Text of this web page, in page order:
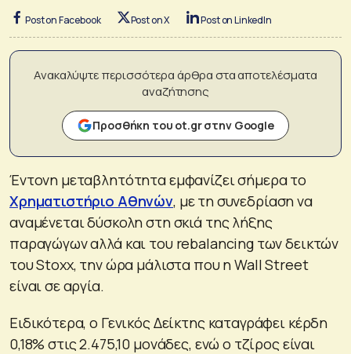
Post on Facebook Post on X Post on LinkedIn
Ανακαλύψτε περισσότερα άρθρα στα αποτελέσματα
αναζήτησης
Προσθήκη του ot.gr στην Google
Έντονη μεταβλητότητα εμφανίζει σήμερα το
Χρηματιστήριο Αθηνών, με τη συνεδρίαση να
αναμένεται δύσκολη στη σκιά της λήξης
παραγώγων αλλά και του rebalancing των δεικτών
του Stoxx, την ώρα μάλιστα που η Wall Street
είναι σε αργία.
Ειδικότερα, ο Γενικός Δείκτης καταγράφει κέρδη
0,18% στις 2.475,10 μονάδες, ενώ ο τζίρος είναι